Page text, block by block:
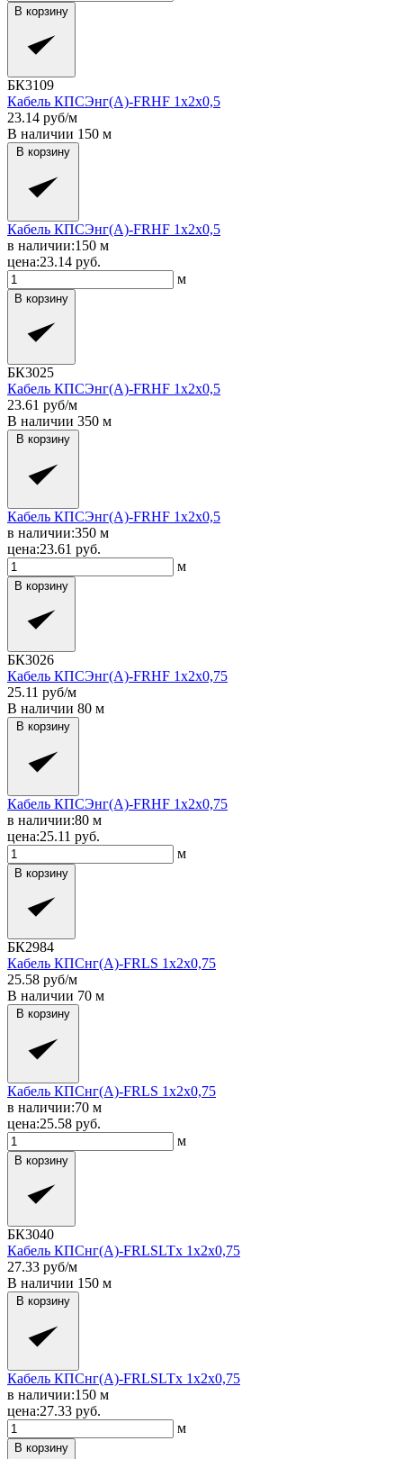
В корзину
БК3109
Кабель КПСЭнг(A)-FRHF 1x2x0,5
23.14 руб/м
В наличии 150 м
В корзину
Кабель КПСЭнг(A)-FRHF 1x2x0,5
в наличии:150 м
цена:23.14 руб.
м
В корзину
БК3025
Кабель КПСЭнг(A)-FRHF 1x2x0,5
23.61 руб/м
В наличии 350 м
В корзину
Кабель КПСЭнг(A)-FRHF 1x2x0,5
в наличии:350 м
цена:23.61 руб.
м
В корзину
БК3026
Кабель КПСЭнг(A)-FRHF 1x2x0,75
25.11 руб/м
В наличии 80 м
В корзину
Кабель КПСЭнг(A)-FRHF 1x2x0,75
в наличии:80 м
цена:25.11 руб.
м
В корзину
БК2984
Кабель КПСнг(A)-FRLS 1x2x0,75
25.58 руб/м
В наличии 70 м
В корзину
Кабель КПСнг(A)-FRLS 1x2x0,75
в наличии:70 м
цена:25.58 руб.
м
В корзину
БК3040
Кабель КПСнг(A)-FRLSLTx 1x2x0,75
27.33 руб/м
В наличии 150 м
В корзину
Кабель КПСнг(A)-FRLSLTx 1x2x0,75
в наличии:150 м
цена:27.33 руб.
м
В корзину